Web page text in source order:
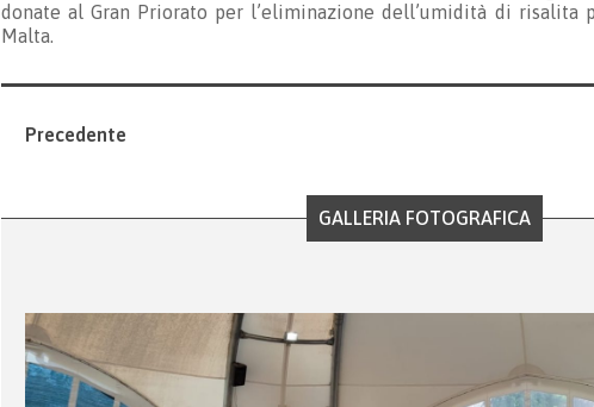
donate al Gran Priorato per l’eliminazione dell’umidità di risalita
Malta.
Precedente
GALLERIA FOTOGRAFICA